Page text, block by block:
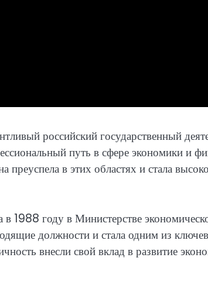
российский государственный
путь в сфере экономики и
преуспела в этих областях и стала
1988 году в Министерстве
должности и стала одним из
внесли свой вклад в развитие